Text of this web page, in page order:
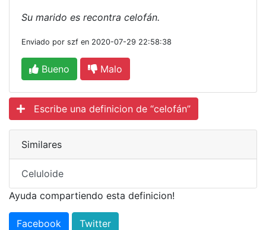
Su marido es recontra celofán.
Enviado por szf en 2020-07-29 22:58:38
Bueno Malo
Escribe una definicion de “celofán”
Similares
Celuloide
Ayuda compartiendo esta definicion!
Facebook Twitter